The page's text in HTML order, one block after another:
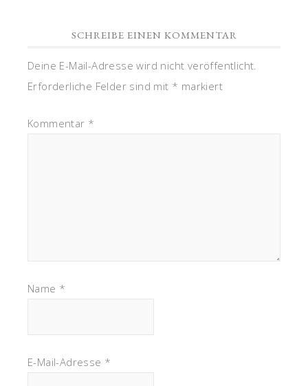
SCHREIBE EINEN KOMMENTAR
Deine E-Mail-Adresse wird nicht veröffentlicht.
Erforderliche Felder sind mit * markiert
Kommentar *
Name *
E-Mail-Adresse *